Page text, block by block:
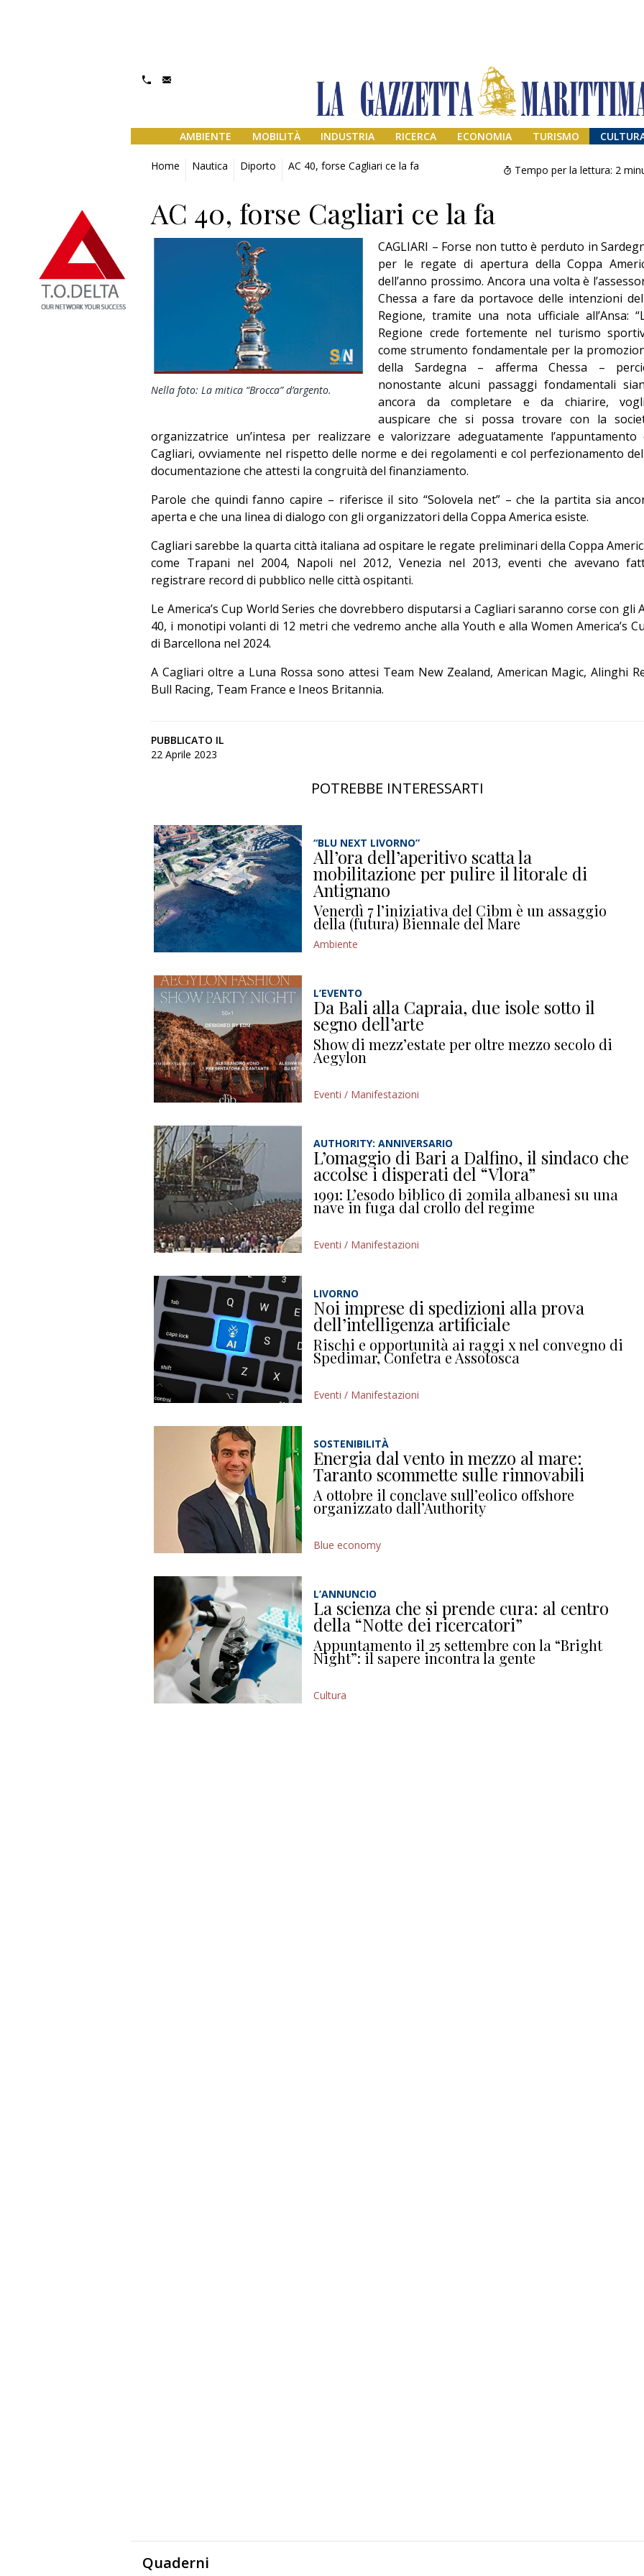
AMBIENTE MOBILITÀ INDUSTRIA RICERCA ECONOMIA TURISMO
Home Nautica Diporto AC 40, forse Cagliari ce la fa Tempo per la lettura: 2
AC 40, forse Cagliari ce la fa
Nella foto: La mitica “Brocca” d’argento.
CAGLIARI – Forse non tutto è perduto in
per le regate di apertura della Coppa
dell’anno prossimo. Ancora una volta è
Chessa a fare da portavoce delle intenzioni
Regione, tramite una nota ufficiale all’Ansa:
Regione crede fortemente nel turismo
come strumento fondamentale per la
della Sardegna – afferma Chessa –
nonostante alcuni passaggi fondamentali
ancora da completare e da chiarire,
auspicare che si possa trovare con la
organizzatrice un’intesa per realizzare e valorizzare adeguatamente l’appuntamento
Cagliari, ovviamente nel rispetto delle norme e dei regolamenti e col perfezionamento
documentazione che attesti la congruità del finanziamento.
Parole che quindi fanno capire – riferisce il sito “Solovela net” – che la partita sia
aperta e che una linea di dialogo con gli organizzatori della Coppa America esiste.
Cagliari sarebbe la quarta città italiana ad ospitare le regate preliminari della Coppa
come Trapani nel 2004, Napoli nel 2012, Venezia nel 2013, eventi che avevano
registrare record di pubblico nelle città ospitanti.
Le America’s Cup World Series che dovrebbero disputarsi a Cagliari saranno corse con gli
40, i monotipi volanti di 12 metri che vedremo anche alla Youth e alla Women America’s
di Barcellona nel 2024.
A Cagliari oltre a Luna Rossa sono attesi Team New Zealand, American Magic, Alinghi
Bull Racing, Team France e Ineos Britannia.
PUBBLICATO IL
22 Aprile 2023
POTREBBE INTERESSARTI
“BLU NEXT LIVORNO”
All’ora dell’aperitivo scatta la
mobilitazione per pulire il litorale di
Antignano
Venerdì 7 l’iniziativa del Cibm è un assaggio
della (futura) Biennale del Mare
Ambiente
L’EVENTO
Da Bali alla Capraia, due isole sotto il
segno dell’arte
Show di mezz’estate per oltre mezzo secolo di
Aegylon
Eventi / Manifestazioni
AUTHORITY: ANNIVERSARIO
L’omaggio di Bari a Dalfino, il sindaco che
accolse i disperati del “Vlora”
1991: L’esodo biblico di 20mila albanesi su una
nave in fuga dal crollo del regime
Eventi / Manifestazioni
LIVORNO
Noi imprese di spedizioni alla prova
dell’intelligenza artificiale
Rischi e opportunità ai raggi x nel convegno di
Spedimar, Confetra e Assotosca
Eventi / Manifestazioni
SOSTENIBILITÀ
Energia dal vento in mezzo al mare:
Taranto scommette sulle rinnovabili
A ottobre il conclave sull’eolico offshore
organizzato dall’Authority
Blue economy
L’ANNUNCIO
La scienza che si prende cura: al centro
della “Notte dei ricercatori”
Appuntamento il 25 settembre con la “Bright
Night”: il sapere incontra la gente
Cultura
Il provvisorio
permanente
Editoriale
Quaderni